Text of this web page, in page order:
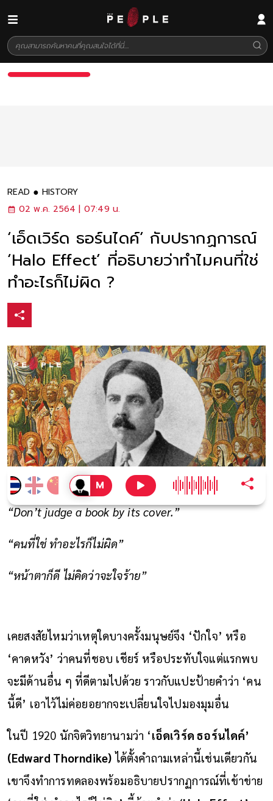
READ
HISTORY
02 พ.ค. 2564 | 07:49 น.
‘เอ็ดเวิร์ด ธอร์นไดค์’ กับปรากฏการณ์
‘Halo Effect’ ที่อธิบายว่าทำไมคนที่ใช่
ทำอะไรก็ไม่ผิด ?
“Don’t judge a book by its cover.”
“คนที่ใช่ ทำอะไรก็ไม่ผิด”
“หน้าตาก็ดี ไม่คิดว่าจะใจร้าย”
เคยสงสัยไหมว่าเหตุใดบางครั้งมนุษย์จึง ‘ปักใจ’ หรือ
‘คาดหวัง’ ว่าคนที่ชอบ เชียร์ หรือประทับใจแต่แรกพบ
จะมีด้านอื่น ๆ ที่ดีตามไปด้วย ราวกับแปะป้ายคำว่า ‘คน
นี้ดี’ เอาไว้ไม่ค่อยอยากจะเปลี่ยนใจไปมองมุมอื่น
ในปี 1920 นักจิตวิทยานามว่า ‘เอ็ดเวิร์ด ธอร์นไดค์’
(Edward Thorndike) ได้ตั้งคำถามเหล่านี้เช่นเดียวกัน
เขาจึงทำการทดลองพร้อมอธิบายปรากฏการณ์ที่เข้าข่าย